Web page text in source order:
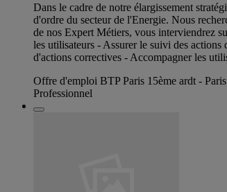
Dans le cadre de notre élargissement
d'ordre du secteur de l'Energie. Nous
de nos Expert Métiers, vous interviendrez
les utilisateurs - Assurer le suivi des
d'actions correctives - Accompagner les
Offre d'emploi BTP Paris 15ème ardt - Paris
Professionnel